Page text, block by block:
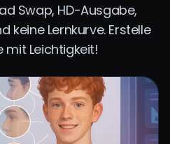
Swap, HD-Ausgabe,
keine Lernkurve. Erstelle
mit Leichtigkeit!